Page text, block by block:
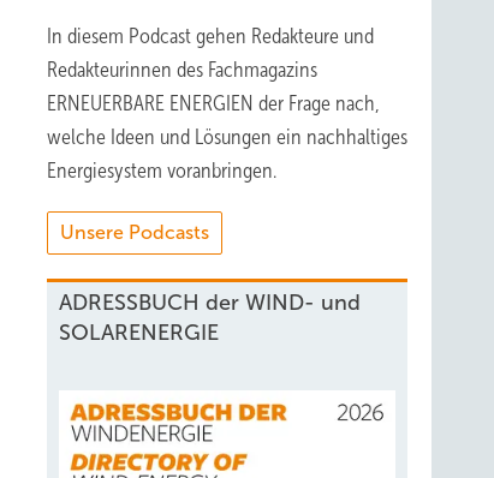
In diesem Podcast gehen Redakteure und
Redakteurinnen des Fachmagazins
ERNEUERBARE ENERGIEN der Frage nach,
welche Ideen und Lösungen ein nachhaltiges
Energiesystem voranbringen.
Unsere Podcasts
ADRESSBUCH der WIND- und
SOLARENERGIE